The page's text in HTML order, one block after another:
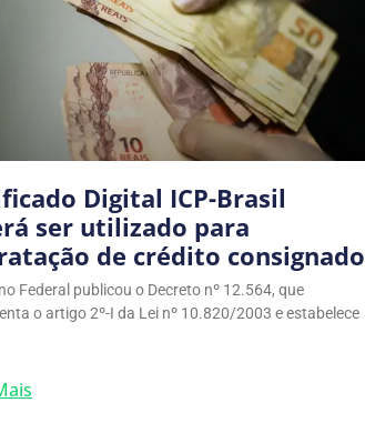
Digital ICP-Brasil
ser utilizado para
de crédito consignado
Federal publicou o Decreto nº 12.564, que
o artigo 2º-I da Lei nº 10.820/2003 e estabelece